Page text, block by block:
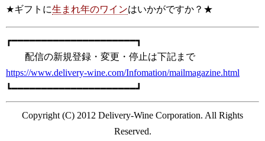
★ギフトに生まれ年のワインはいかがですか？★
┏━━━━━━━━━━━━━━━━━━━━━┓
配信の新規登録・変更・停止は下記まで
https://www.delivery-wine.com/Infomation/mailmagazine.html
┗━━━━━━━━━━━━━━━━━━━━━┛
Copyright (C) 2012 Delivery-Wine Corporation. All Rights
Reserved.